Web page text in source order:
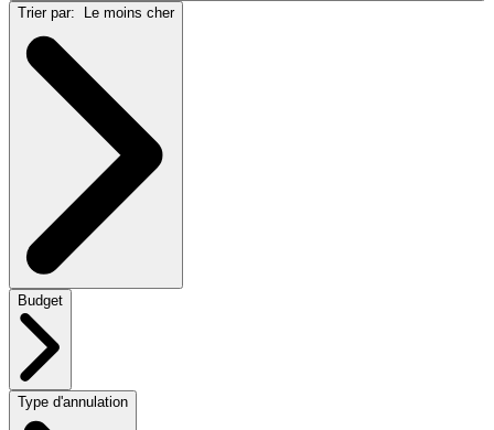
Trier par:
Le moins cher
Budget
Type d'annulation